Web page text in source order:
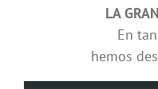
LA
En
hemos